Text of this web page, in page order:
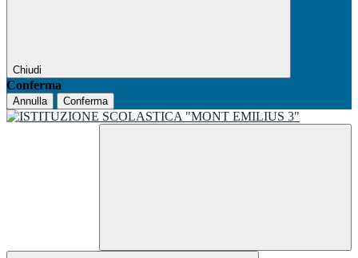
Chiudi
Conferma
Annulla Conferma